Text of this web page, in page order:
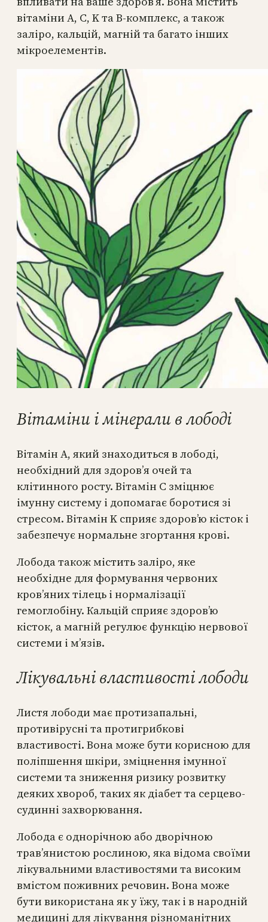
вітаміни A, C, K та B-комплекс, а також
заліро, кальцій, магній та багато інших
мікроелементів.
Вітаміни і мінерали в лободі
Вітамін A, який знаходиться в лободі,
необхідний для здоров’я очей та
клітинного росту. Вітамін C зміцнює
імунну систему і допомагає боротися зі
стресом. Вітамін K сприяє здоров’ю кісток і
забезпечує нормальне згортання крові.
Лобода також містить заліро, яке
необхідне для формування червоних
кров’яних тілець і нормалізації
гемоглобіну. Кальцій сприяє здоров’ю
кісток, а магній регулює функцію нервової
системи і м’язів.
Лікувальні властивості лободи
Листя лободи має протизапальні,
противірусні та протигрибкові
властивості. Вона може бути корисною для
поліпшення шкіри, зміцнення імунної
системи та зниження ризику розвитку
деяких хвороб, таких як діабет та серцево-
судинні захворювання.
Лобода є однорічною або дворічною
трав’янистою рослиною, яка відома своїми
лікувальними властивостями та високим
вмістом поживних речовин. Вона може
бути використана як у їжу, так і в народній
медицині для лікування різноманітних